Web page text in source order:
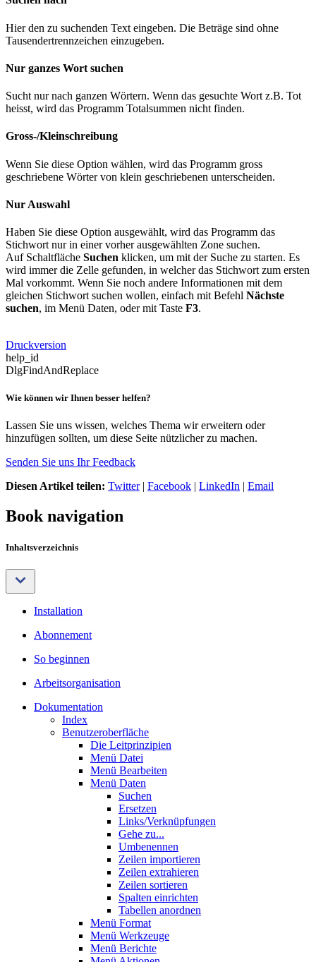
Hier den zu suchenden Text eingeben. Die Beträge sind ohne
Tausendertrennzeichen einzugeben.
Nur ganzes Wort suchen
Sucht nur nach ganzen Wörtern. Wenn das gesuchte Wort z.B. Tot
heisst, wird das Programm Totalsummen nicht finden.
Gross-/Kleinschreibung
Wenn Sie diese Option wählen, wird das Programm gross
geschriebene Wörter von klein geschriebenen unterscheiden.
Nur Auswahl
Haben Sie diese Option ausgewählt, wird das Programm das
Stichwort nur in einer vorher ausgewählten Zone suchen.
Auf Schaltfläche Suchen klicken, um mit der Suche zu starten. Es
wird immer die Zelle gefunden, in welcher das Stichwort zum ersten
Mal vorkommt. Wenn Sie noch andere Informationen mit dem
gleichen Stichwort suchen wollen, einfach mit Befehl Nächste
suchen, im Menü Daten, oder mit Taste F3.
Druckversion
help_id
DlgFindAndReplace
Wie können wir Ihnen besser helfen?
Lassen Sie uns wissen, welches Thema wir erweitern oder
hinzufügen sollten, um diese Seite nützlicher zu machen.
Senden Sie uns Ihr Feedback
Diesen Artikel teilen: Twitter| Facebook | LinkedIn | Email
Book navigation
Inhaltsverzeichnis
Installation
Abonnement
So beginnen
Arbeitsorganisation
Dokumentation
Index
Benutzeroberfläche
Die Leitprinzipien
Menü Datei
Menü Bearbeiten
Menü Daten
Suchen
Ersetzen
Links/Verknüpfungen
Gehe zu...
Umbenennen
Zeilen importieren
Zeilen extrahieren
Zeilen sortieren
Spalten einrichten
Tabellen anordnen
Menü Format
Menü Werkzeuge
Menü Berichte